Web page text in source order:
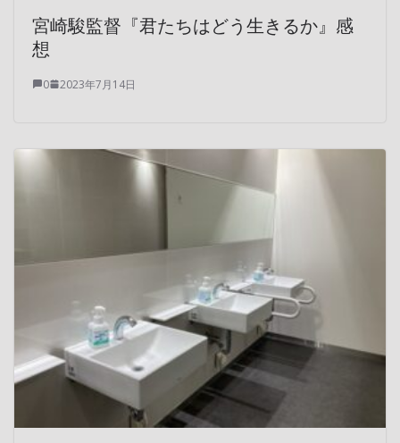
宮崎駿監督『君たちはどう生きるか』感
想
0 2023年7月14日